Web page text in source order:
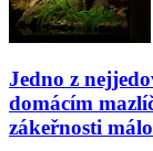
Jedno z
domácím
zákeřnosti